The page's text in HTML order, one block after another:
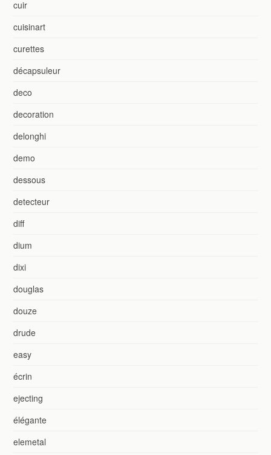
cuir
cuisinart
curettes
décapsuleur
deco
decoration
delonghi
demo
dessous
detecteur
diff
dium
dixi
douglas
douze
drude
easy
écrin
ejecting
élégante
elemetal